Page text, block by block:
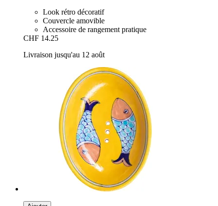
Look rétro décoratif
Couvercle amovible
Accessoire de rangement pratique
CHF 14.25
Livraison jusqu'au 12 août